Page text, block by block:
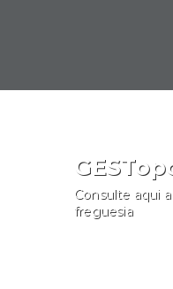
Consulte aqui
freguesia